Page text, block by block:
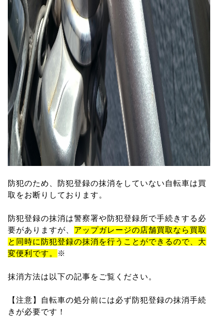
防犯のため、防犯登録の抹消をしていない自転車は買
取をお断りしております。
防犯登録の抹消は警察署や防犯登録所で手続きする必
要がありますが、 アップガレージの店舗買取なら買取
と同時に防犯登録の抹消を行うことができるので、大
変便利です。
※
抹消方法は以下の記事をご覧ください。
【注意】自転車の処分前には必ず防犯登録の抹消手続
きが必要です！